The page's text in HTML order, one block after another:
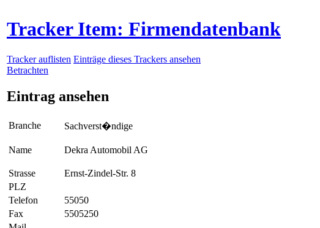
Tracker Item: Firmendatenbank
Tracker auflisten Einträge dieses Trackers ansehen
Betrachten
Eintrag ansehen
Branche Sachverst�ndige
Name Dekra Automobil AG
Strasse
Ernst-Zindel-Str. 8
PLZ
Telefon
55050
Fax
5505250